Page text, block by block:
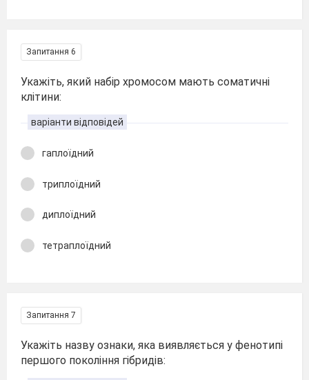
Запитання 6
Укажіть, який набір хромосом мають соматичні
клітини:
варіанти відповідей
гаплоїдний
триплоїдний
диплоїдний
тетраплоїдний
Запитання 7
Укажіть назву ознаки, яка виявляється у фенотипі
першого покоління гібридів: